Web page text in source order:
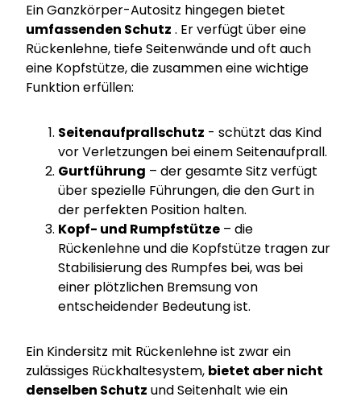
Ein Ganzkörper-Autositz hingegen bietet
umfassenden Schutz . Er verfügt über eine
Rückenlehne, tiefe Seitenwände und oft auch
eine Kopfstütze, die zusammen eine wichtige
Funktion erfüllen:
Seitenaufprallschutz - schützt das Kind
vor Verletzungen bei einem Seitenaufprall.
Gurtführung – der gesamte Sitz verfügt
über spezielle Führungen, die den Gurt in
der perfekten Position halten.
Kopf- und Rumpfstütze – die
Rückenlehne und die Kopfstütze tragen zur
Stabilisierung des Rumpfes bei, was bei
einer plötzlichen Bremsung von
entscheidender Bedeutung ist.
Ein Kindersitz mit Rückenlehne ist zwar ein
zulässiges Rückhaltesystem, bietet aber nicht
denselben Schutz und Seitenhalt wie ein